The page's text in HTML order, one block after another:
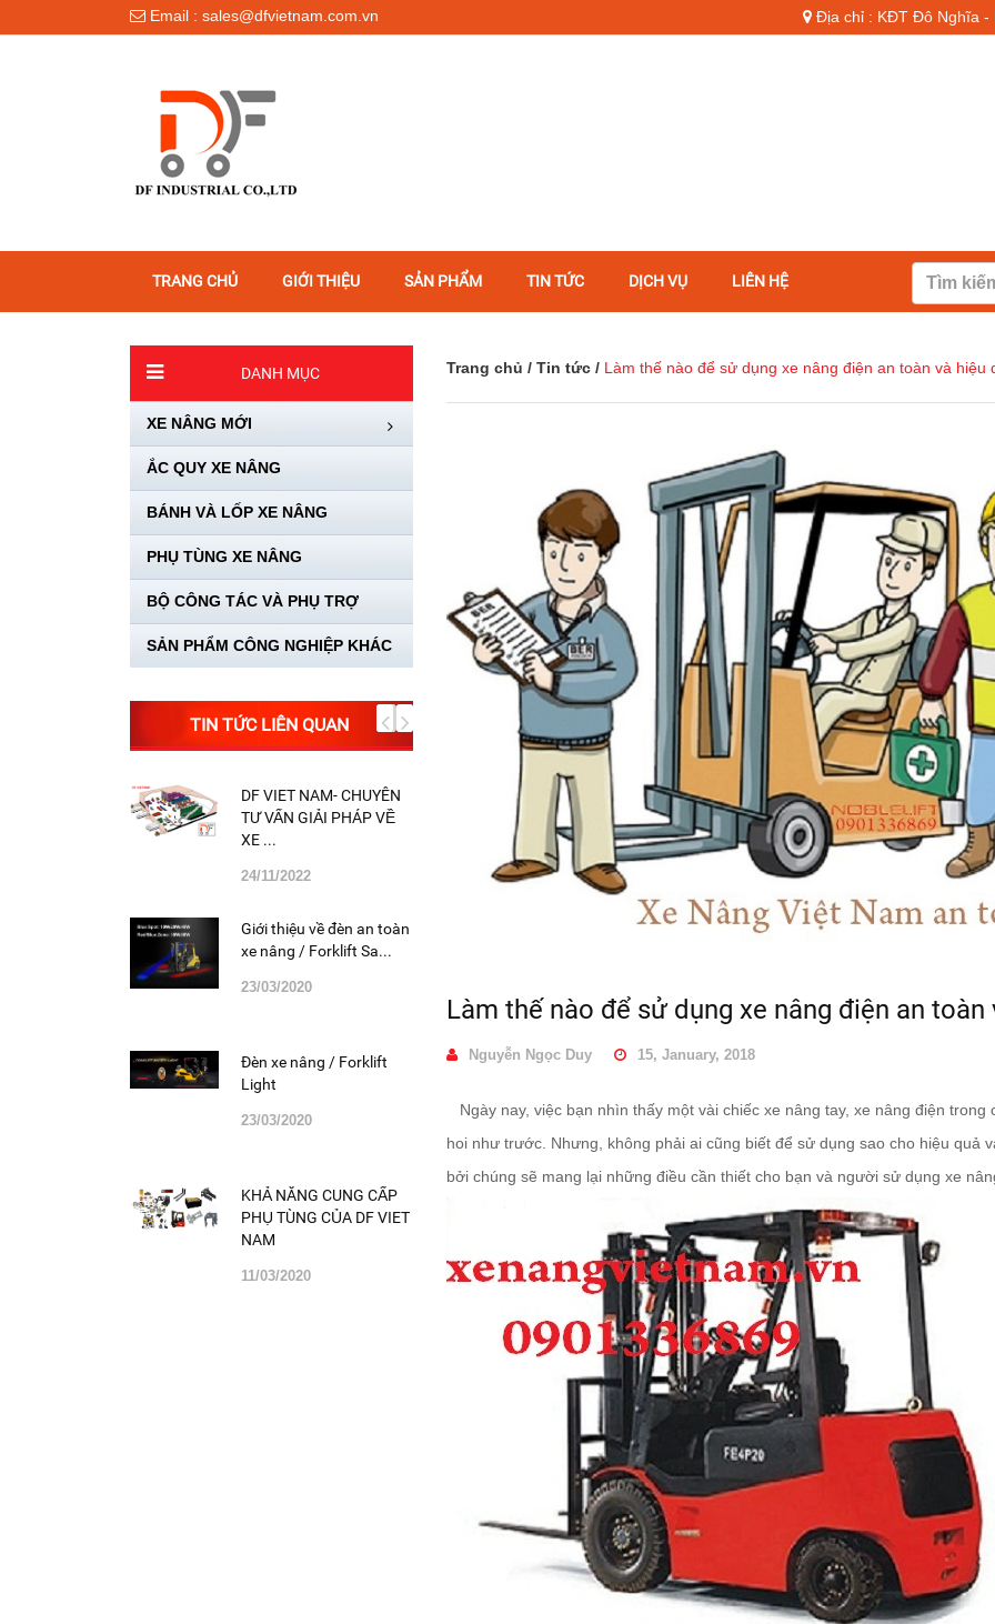
Email : sales@dfvietnam.com.vn Địa chỉ : KĐT Đô Nghĩa -
TRANG CHỦ GIỚI THIỆU SẢN PHẨM TIN TỨC DỊCH VỤ LIÊN HỆ
Trang chủ / Tin tức / Làm thế nào để sử dụng xe nâng điện an toàn và hiệu
Làm thế nào để sử dụng xe nâng điện an toàn
Nguyễn Ngọc Duy 15, January, 2018
Ngày nay, việc bạn nhìn thấy một vài chiếc xe nâng tay, xe nâng điện
hoi như trước. Nhưng, không phải ai cũng biết để sử dụng sao cho hiệu quả
bởi chúng sẽ mang lại những điều cần thiết cho bạn và người sử dụng xe
DANH MỤC
XE NÂNG MỚI
ẮC QUY XE NÂNG
BÁNH VÀ LỐP XE NÂNG
PHỤ TÙNG XE NÂNG
BỘ CÔNG TÁC VÀ PHỤ TRỢ
SẢN PHẨM CÔNG NGHIỆP KHÁC
TIN TỨC LIÊN QUAN
DF VIET NAM- CHUYÊN
TƯ VẤN GIẢI PHÁP VỀ
XE ...
24/11/2022
Giới thiệu về đèn an toàn
xe nâng / Forklift Sa...
23/03/2020
Đèn xe nâng / Forklift
Light
23/03/2020
KHẢ NĂNG CUNG CẤP
PHỤ TÙNG CỦA DF VIET
NAM
11/03/2020
Lựa chọn bánh xe nâng
tay chất lượng tốt
10/03/2020
CÁCH HỎI HÀNG PHỤ
Cách tăng tuổi thọ cho
điện.
29/01/2018
24/01/2018
Những bộ phận cấu tạo
chính của xe nâng điện
No...
24/01/2018
Những cách đơn giản
22/01/2018
chu...
22/01/2018
điện xe nâng điện đúng
cách.
22/01/2018